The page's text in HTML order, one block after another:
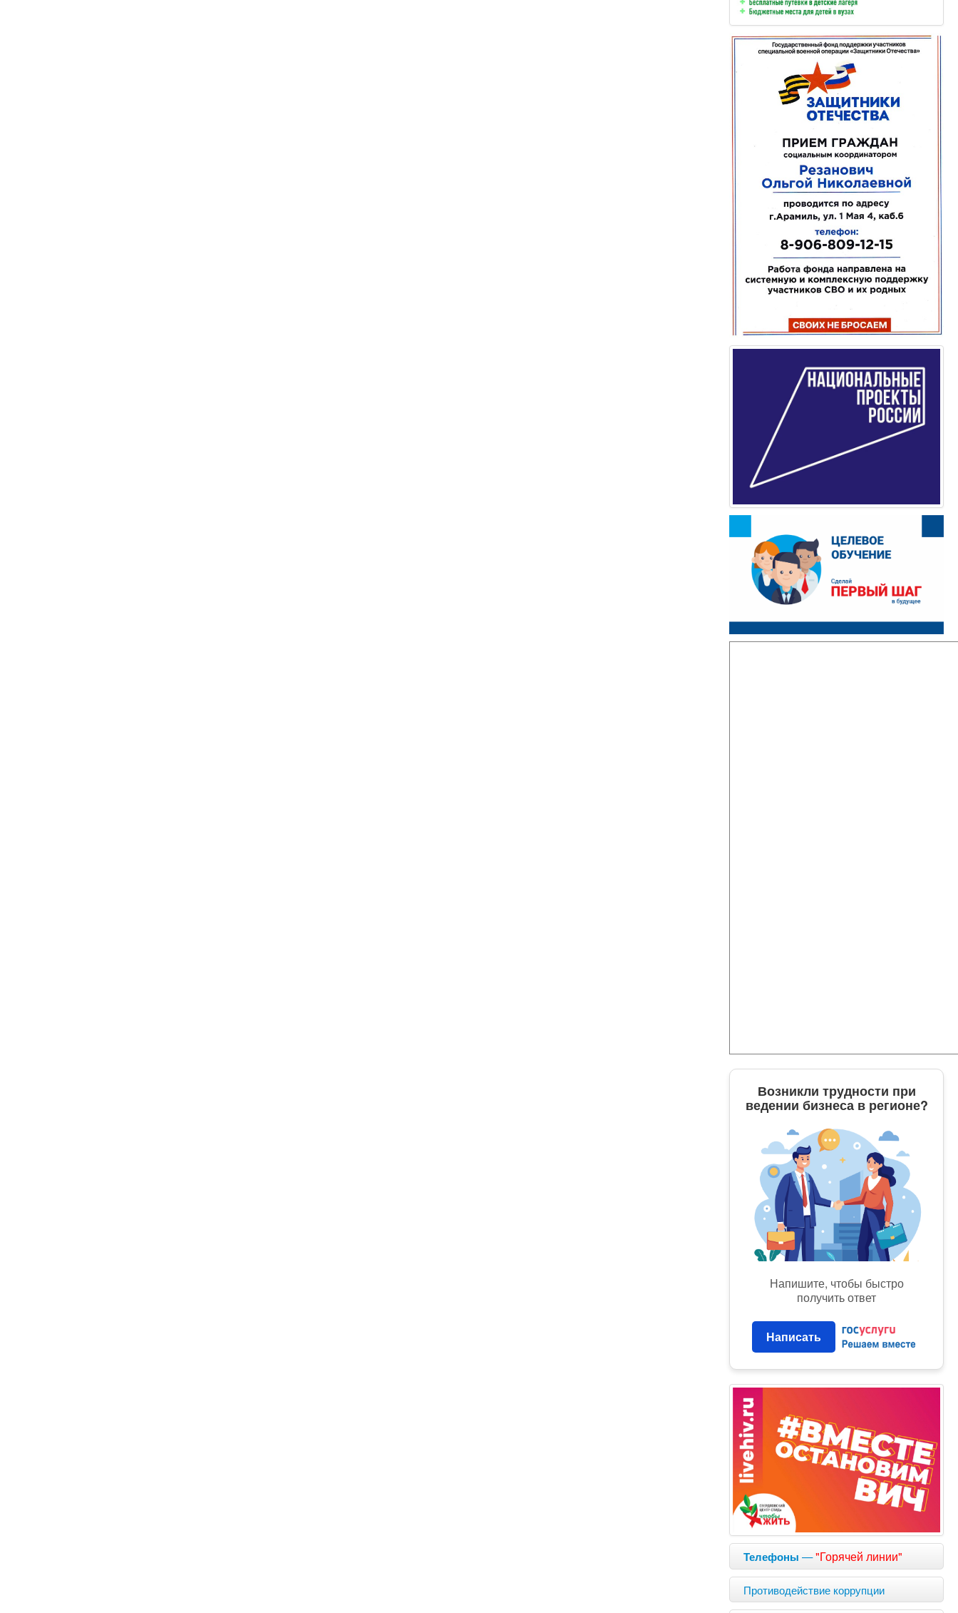
Возникли трудности при
ведении бизнеса в регионе?
Напишите, чтобы быстро
получить ответ
Написать
Телефоны —"Горячей линии"
Противодействие коррупции